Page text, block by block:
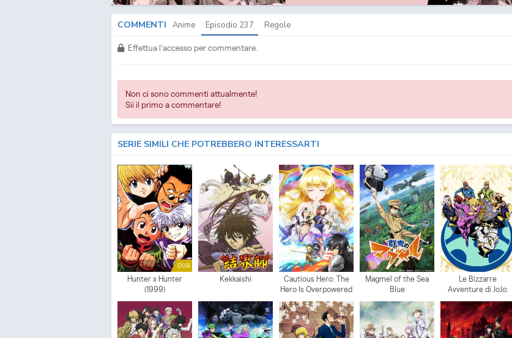
COMMENTI Anime Episodio 237 Regole
Effettua l'accesso per commentare.
Non ci sono commenti attualmente!
Sii il primo a commentare!
SERIE SIMILI CHE POTREBBERO INTERESSARTI
DUB
Hunter x Hunter
(1999)
Kekkaishi
Cautious Hero: The
Hero Is Overpowered
but Overly Cautious
Magmel of the Sea
Blue
Le Bizzarre
Avventure di JoJo:
Vento Aureo